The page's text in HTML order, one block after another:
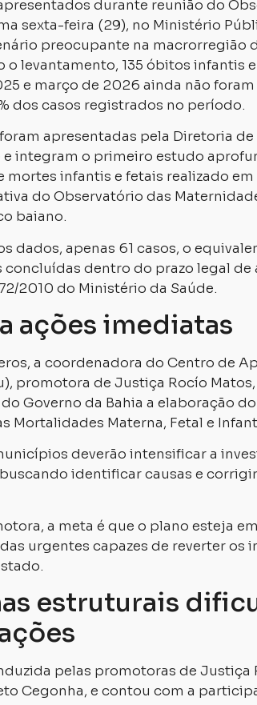
durante reunião do
sexta-feira (29), no Ministério
preocupante na macrorregião
o levantamento, 135 óbitos infantis
e março de 2026 ainda não
dos casos registrados no período.
apresentadas pela Diretoria
e integram o primeiro estudo
mortes infantis e fetais realizado
do Observatório das
baiano.
dados, apenas 61 casos, o
concluídas dentro do prazo legal de
2010 do Ministério da Saúde.
ações imediatas
a coordenadora do Centro de
promotora de Justiça Rocío
Governo da Bahia a elaboração
Mortalidades Materna, Fetal e
deverão intensificar a
identificar causas e
a meta é que o plano esteja
urgentes capazes de reverter os
estruturais
pelas promotoras de Justiça
Cegonha, e contou com a